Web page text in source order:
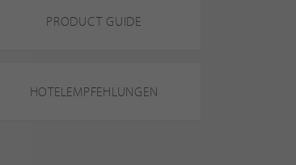
PRODUCT GUIDE
HOTELEMPFEHLUNGEN